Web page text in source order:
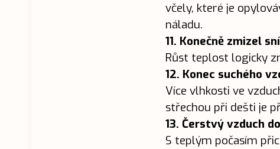
včely, které je
náladu.
11. Konečně zmizel
Růst teplost logicky
12. Konec suchého
Více vlhkosti ve
střechou při dešti je
13. Čerstvý vzduch
S teplým počasím